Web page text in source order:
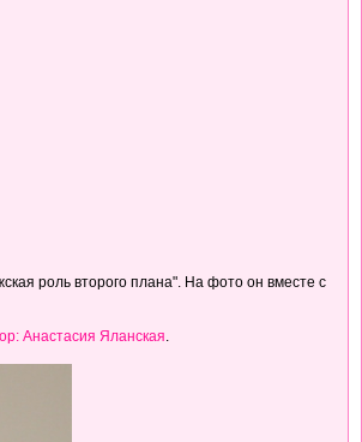
роль второго плана". На фото он вместе с
Анастасия Яланская.